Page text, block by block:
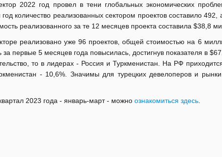
2022 год провел в тени глобальных экономических
количество реализованных сектором проектов составило
реализованного за те 12 месяцев проекта составила $38,8
реализовано уже 96 проектов, общей стоимостью на 6
первые 5 месяцев года повысилась, достигнув показателя в
то в лидерах - Россия и Туркменистан. На РФ
- 10,6%. Значимы для турецких девелоперов и
2023 года - январь-март - можно ознакомиться здесь